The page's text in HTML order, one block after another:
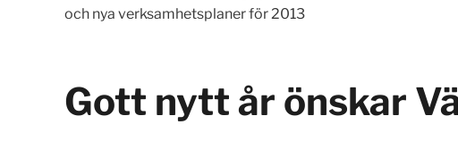
och nya verksamhetsplaner för 2013
Gott nytt år önskar